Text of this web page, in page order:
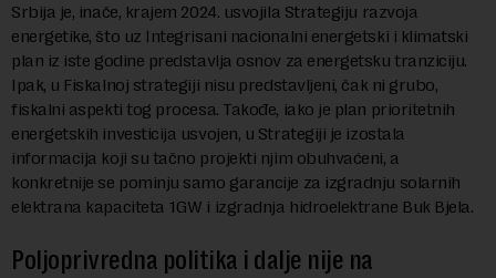
Srbija je, inače, krajem 2024. usvojila Strategiju razvoja
energetike, što uz Integrisani nacionalni energetski i klimatski
plan iz iste godine predstavlja osnov za energetsku tranziciju.
Ipak, u Fiskalnoj strategiji nisu predstavljeni, čak ni grubo,
fiskalni aspekti tog procesa. Takođe, iako je plan prioritetnih
energetskih investicija usvojen, u Strategiji je izostala
informacija koji su tačno projekti njim obuhvaćeni, a
konkretnije se pominju samo garancije za izgradnju solarnih
elektrana kapaciteta 1GW i izgradnja hidroelektrane Buk Bjela.
Poljoprivredna politika i dalje nije na